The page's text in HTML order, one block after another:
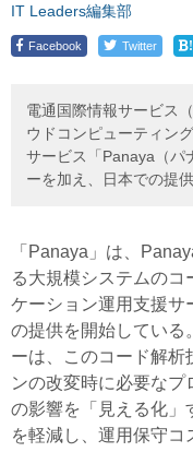
IT Leaders編集部
Facebook Twitter !
電通国際情報サービス
ウドコンピューティン
サービス「Panaya（パ
ーを加え、日本での提
「Panaya」は、
る大規模システムのコ
ケーション運用支援サ
の提供を開始している
ーは、このコード解析
ンの改変時に必要な
の影響を「見える化」
を軽減し、運用保守